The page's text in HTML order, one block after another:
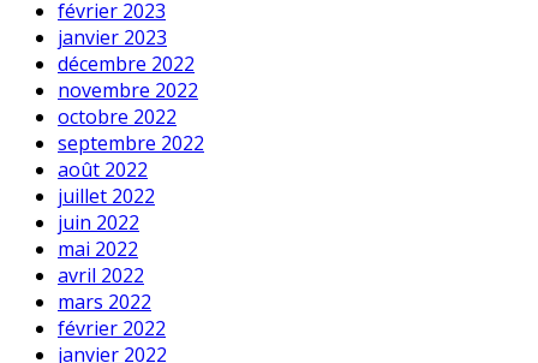
février 2023
janvier 2023
décembre 2022
novembre 2022
octobre 2022
septembre 2022
août 2022
juillet 2022
juin 2022
mai 2022
avril 2022
mars 2022
février 2022
janvier 2022